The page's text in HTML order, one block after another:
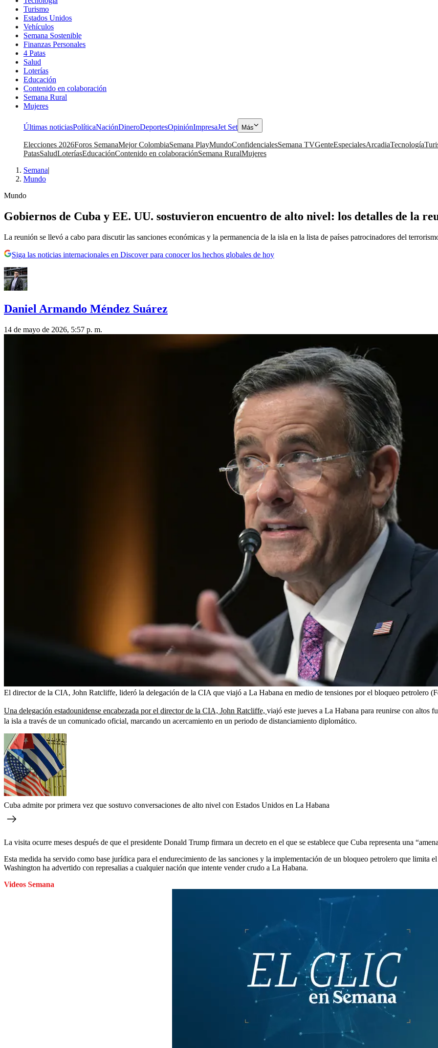
Turismo
Estados Unidos
Vehículos
Semana Sostenible
Finanzas Personales
4 Patas
Salud
Loterías
Educación
Contenido en colaboración
Semana Rural
Mujeres
Últimas noticiasPolíticaNaciónDineroDeportesOpiniónImpresaJet Set Más
Elecciones 2026Foros SemanaMejor ColombiaSemana PlayMundoConfidencialesSemana TVGenteEspecialesArcadiaTecnología
PatasSaludLoteríasEducaciónContenido en colaboraciónSemana RuralMujeres
Semana|
Mundo
Mundo
Gobiernos de Cuba y EE. UU. sostuvieron encuentro de alto nivel: los detalles de la
La reunión se llevó a cabo para discutir las sanciones económicas y la permanencia de la isla en la lista de países patrocinadores del
Siga las noticias internacionales en Discover para conocer los hechos globales de hoy
Daniel Armando Méndez Suárez
14 de mayo de 2026, 5:57 p. m.
El director de la CIA, John Ratcliffe, lideró la delegación de la CIA que viajó a La Habana en medio de tensiones por el bloqueo petrolero
Una delegación estadounidense encabezada por el director de la CIA, John Ratcliffe, viajó este jueves a La Habana para reunirse con altos
la isla a través de un comunicado oficial, marcando un acercamiento en un periodo de distanciamiento diplomático.
Cuba admite por primera vez que sostuvo conversaciones de alto nivel con Estados Unidos en La Habana
La visita ocurre meses después de que el presidente Donald Trump firmara un decreto en el que se establece que Cuba representa una
Esta medida ha servido como base jurídica para el endurecimiento de las sanciones y la implementación de un bloqueo petrolero que limita
Washington ha advertido con represalias a cualquier nación que intente vender crudo a La Habana.
Videos Semana